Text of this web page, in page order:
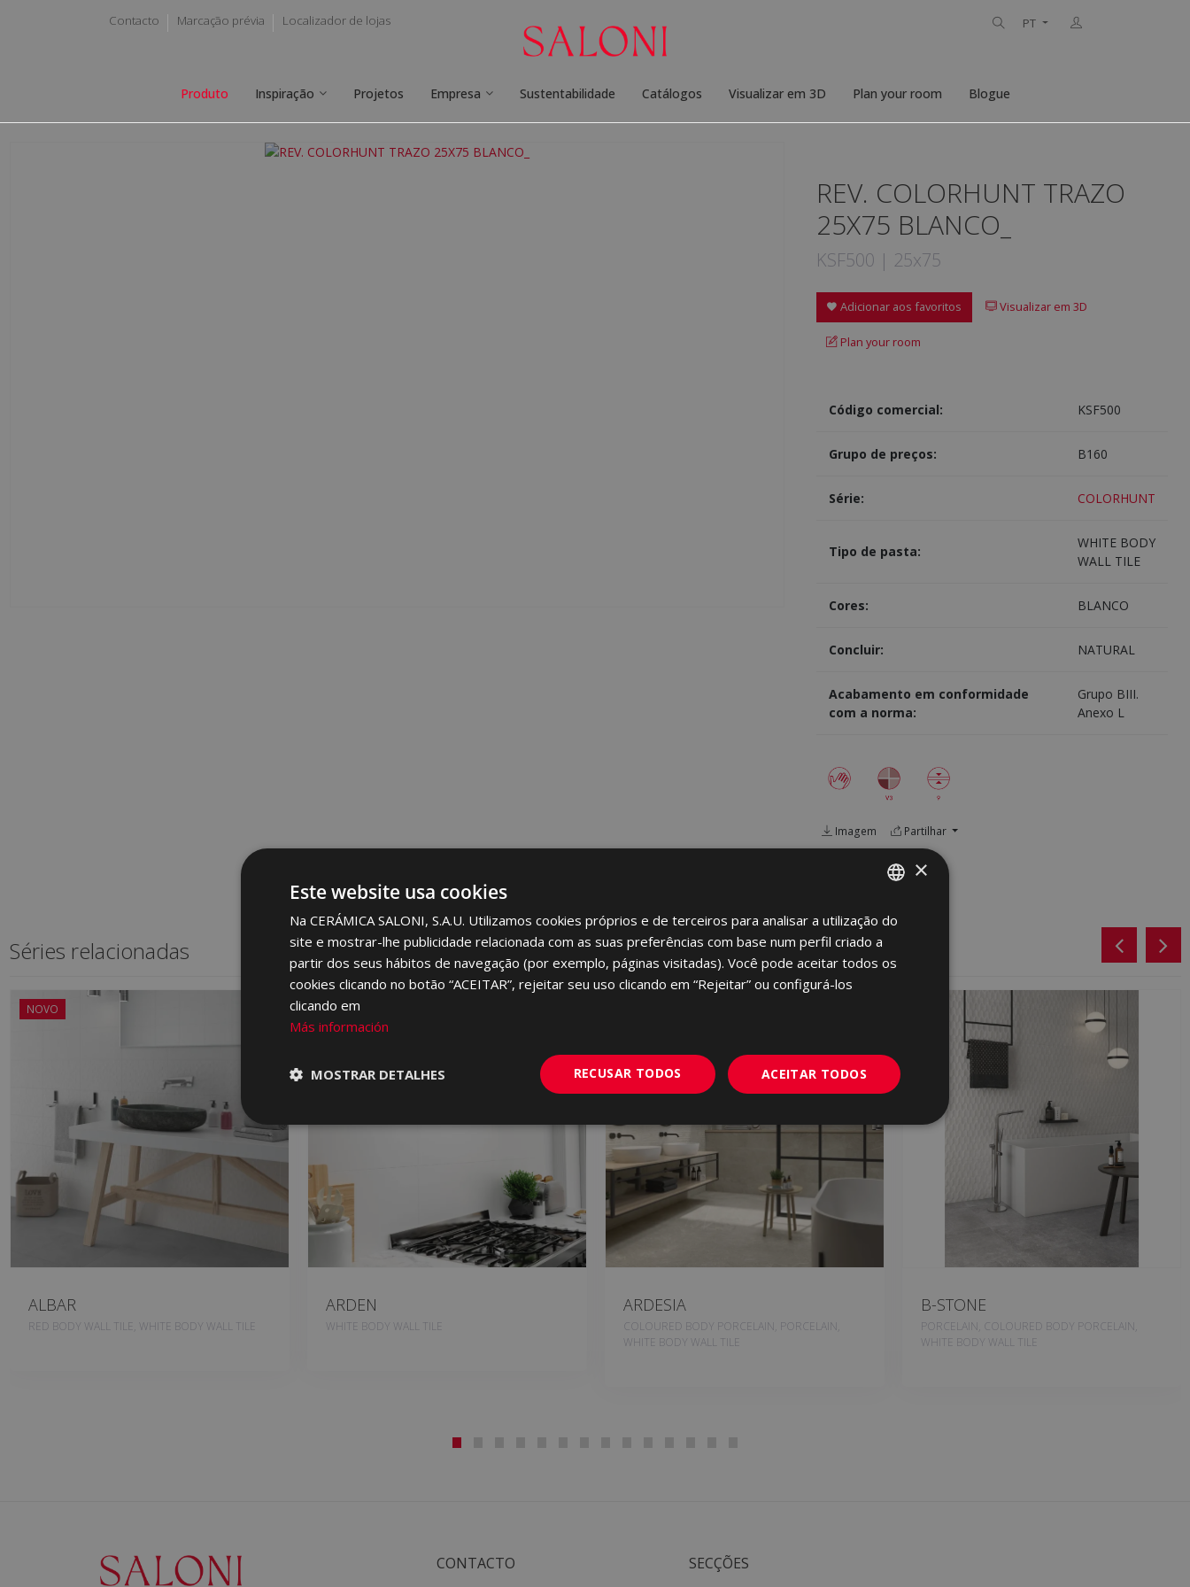
Contacto Marcação prévia Localizador de lojas PT
Produto Inspiração Projetos Empresa Sustentabilidade Catálogos Visualizar em 3D Plan your room Blogue
REV. COLORHUNT TRAZO
25X75 BLANCO_
KSF500 | 25x75
Adicionar aos favoritos Visualizar em 3D
Plan your room
Código comercial: KSF500
Grupo de preços: B160
Série: COLORHUNT
Tipo de pasta:
WHITE BODY
WALL TILE
Cores: BLANCO
Concluir: NATURAL
Acabamento em conformidade
com a norma:
Grupo BIII.
Anexo L
Imagem Partilhar
Séries relacionadas
NOVO
ALBAR
RED BODY WALL TILE, WHITE BODY WALL TILE
ARDEN
WHITE BODY WALL TILE
ARDESIA
COLOURED BODY PORCELAIN, PORCELAIN,
WHITE BODY WALL TILE
B-STONE
PORCELAIN, COLOURED BODY PORCELAIN,
WHITE BODY WALL TILE
CONTACTO SECÇÕES
SPANISH
ENGLISH
×
Este website usa cookies
Na CERÁMICA SALONI, S.A.U. Utilizamos cookies próprios e de terceiros para analisar a utilização do
site e mostrar-lhe publicidade relacionada com as suas preferências com base num perfil criado a
partir dos seus hábitos de navegação (por exemplo, páginas visitadas). Você pode aceitar todos os
cookies clicando no botão “ACEITAR”, rejeitar seu uso clicando em “Rejeitar” ou configurá-los
clicando em
Más información
ACEITAR TODOS
RECUSAR TODOS
MOSTRAR DETALHES